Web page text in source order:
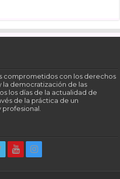
comprometidos con los derechos
la democratización de las
los días de la actualidad de
de la práctica de un
profesional.